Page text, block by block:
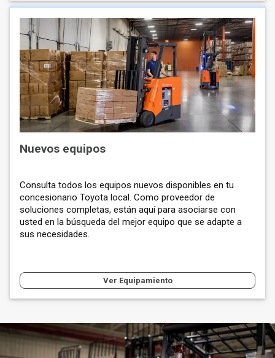
Nuevos equipos
Consulta todos los equipos nuevos disponibles en tu
concesionario Toyota local. Como proveedor de
soluciones completas, están aquí para asociarse con
usted en la búsqueda del mejor equipo que se adapte a
sus necesidades.
Ver Equipamiento